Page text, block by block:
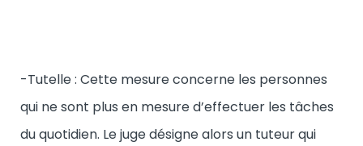
-Tutelle : Cette mesure concerne les personnes
qui ne sont plus en mesure d’effectuer les tâches
du quotidien. Le juge désigne alors un tuteur qui